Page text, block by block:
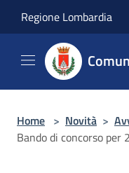
Regione Lombardia
Home > Novità >
Bando di concorso per